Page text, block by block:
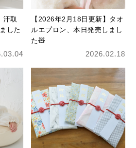
汗取
した
【2026年2月18日更新】タオ
ルエプロン、本日発売しまし
た🧸
2026.02.18